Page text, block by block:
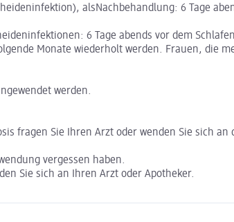
alsNachbehandlung: 6 Tage
6 Tage abends vor dem
Monate wiederholt werden. Frauen, die
werden.
fragen Sie Ihren Arzt oder wenden Sie sich an
vergessen haben.
Sie sich an Ihren Arzt oder Apotheker.